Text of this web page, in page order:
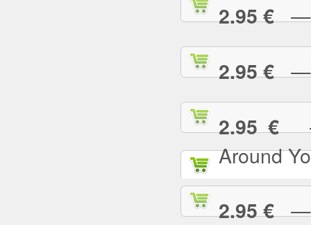
2.95 €—
2.95 €—
2.95 €—
Around
2.95 €—